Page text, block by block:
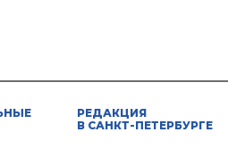
РЕДАКЦИЯ
В САНКТ-ПЕТЕРБУРГЕ